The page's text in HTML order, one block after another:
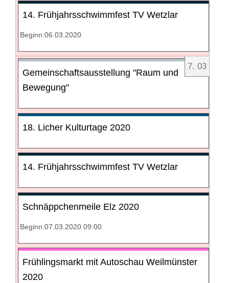
14. Frühjahrsschwimmfest TV Wetzlar
Beginn:06.03.2020
7. 03
Gemeinschaftsausstellung "Raum und
Bewegung"
18. Licher Kulturtage 2020
14. Frühjahrsschwimmfest TV Wetzlar
Schnäppchenmeile Elz 2020
Beginn:07.03.2020 09:00
Frühlingsmarkt mit Autoschau Weilmünster
2020